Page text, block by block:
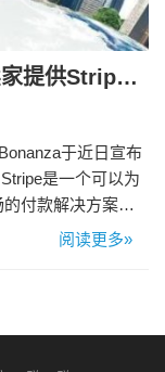
电商平台Bonanza宣布向所有卖家提供Stripe付款服务
于近日宣布
是一个可以为
付款解决方案，
他付款方式。 在
阅读更多»